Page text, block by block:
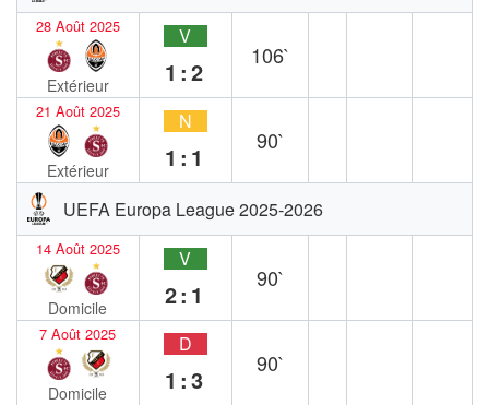
28 Août 2025
Extérieur
V
1:2
106`
21 Août 2025
Extérieur
N
1:1
90`
UEFA Europa League 2025-2026
14 Août 2025
Domicile
V
2:1
90`
7 Août 2025
Domicile
D
1:3
90`